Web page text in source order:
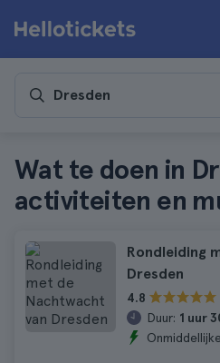
Wat te doen in
activiteiten en
Rondleiding
Dresden
4.8
Duur: 1 uur